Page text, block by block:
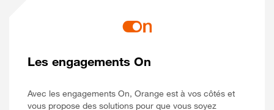
Les engagements On
Avec les engagements On, Orange est à vos côtés et
vous propose des solutions pour que vous soyez